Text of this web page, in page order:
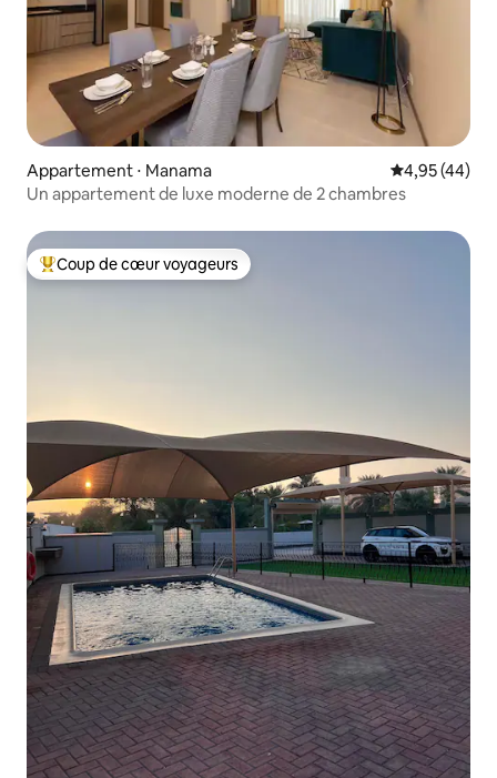
Appartement ⋅ Manama Évaluation
4,95 (44)
Un appartement de luxe moderne de 2 chambres
Coups de cœur voyageurs les plus appréciés
Coup de cœur voyageurs